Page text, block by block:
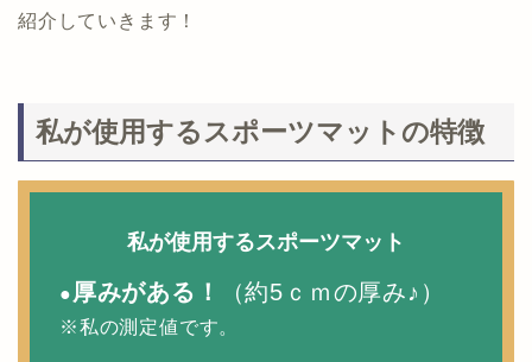
紹介していきます！
私が使用するスポーツマットの特徴
私が使用するスポーツマット
● 厚みがある！ （約5ｃｍの厚み♪）
※私の測定値です。